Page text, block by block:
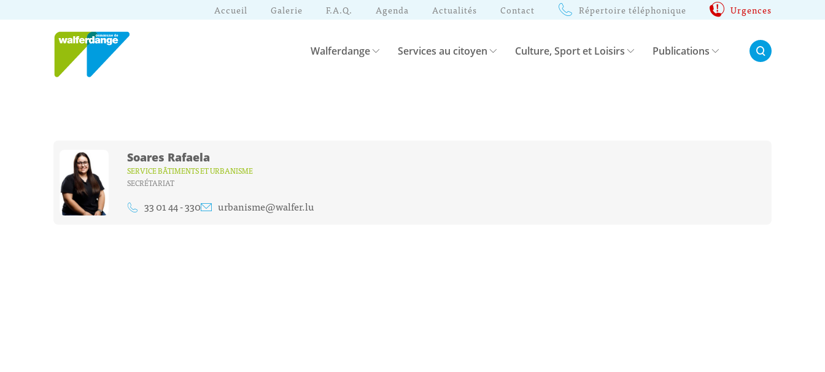
Accueil Galerie F.A.Q. Agenda Actualités Contact Répertoire téléphonique Urgences
Walferdange Services au citoyen Culture, Sport et Loisirs Publications Rechercher:
Soares Rafaela
SERVICE BÂTIMENTS ET URBANISME
SECRÉTARIAT
33 01 44 - 330 urbanisme@walfer.lu